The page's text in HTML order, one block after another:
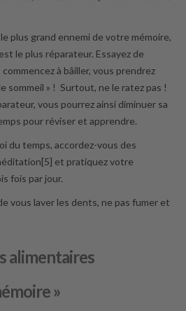
plus grand ennemi de votre mémoire,
le plus réparateur. Essayez de
à bâiller, vous prendrez
sommeil » ! Surtout, ne le ratez pas !
vous pourrez ainsi diminuer sa
pour réviser et apprendre.
du temps, accordez-vous des
et pratiquez votre
fois par jour.
vous laver les dents, ne pas fumer et
alimentaires
»